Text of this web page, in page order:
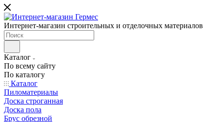
Интернет-магазин строительных и отделочных материалов
Каталог
По всему сайту
По каталогу
Каталог
Пиломатериалы
Доска строганная
Доска пола
Брус обрезной